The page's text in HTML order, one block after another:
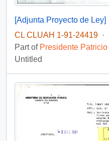
[Adjunta Proyecto de Ley]
CL CLUAH 1-91-24419 ·
Part of Presidente
Untitled